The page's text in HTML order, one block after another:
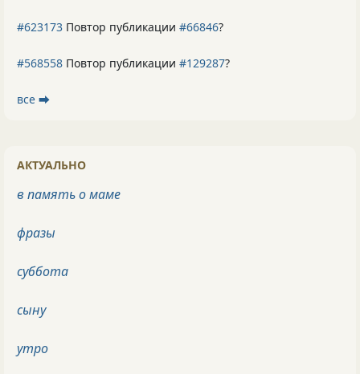
#623173 Повтор публикации #66846?
#568558 Повтор публикации #129287?
все ⮕
АКТУАЛЬНО
в память о маме
фразы
суббота
сыну
утро